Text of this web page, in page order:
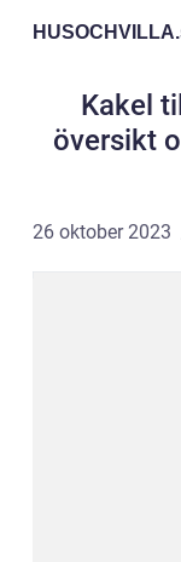
HUSOCHVILLA.
Kakel
översikt
26 oktober 2023